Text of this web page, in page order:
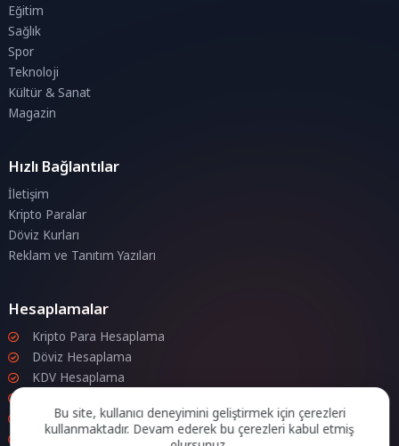
Eğitim
Sağlık
Spor
Teknoloji
Kültür & Sanat
Magazin
Hızlı Bağlantılar
İletişim
Kripto Paralar
Döviz Kurları
Reklam ve Tanıtım Yazıları
Hesaplamalar
Kripto Para Hesaplama
Döviz Hesaplama
KDV Hesaplama
Zam Hesaplama
Bileşik Hesaplama
Bu site, kullanıcı deneyimini geliştirmek için çerezleri
kullanmaktadır. Devam ederek bu çerezleri kabul etmiş